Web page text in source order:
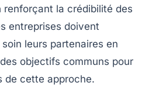
la crédibilité des
entreprises doivent
leurs partenaires en
objectifs communs pour
de cette approche.